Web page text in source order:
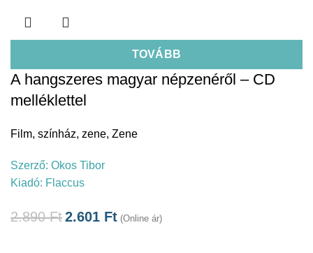
TOVÁBB
A hangszeres magyar népzenéről – CD
melléklettel
Film, színház, zene, Zene
Szerző: Okos Tibor
Kiadó: Flaccus
2.890Ft2.601 Ft (Online ár)